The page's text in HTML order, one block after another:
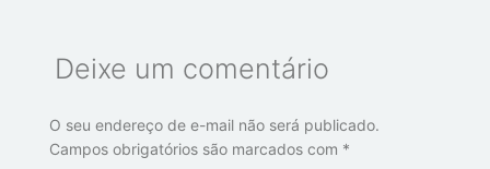
Deixe um comentário
O seu endereço de e-mail não será publicado.
Campos obrigatórios são marcados com *